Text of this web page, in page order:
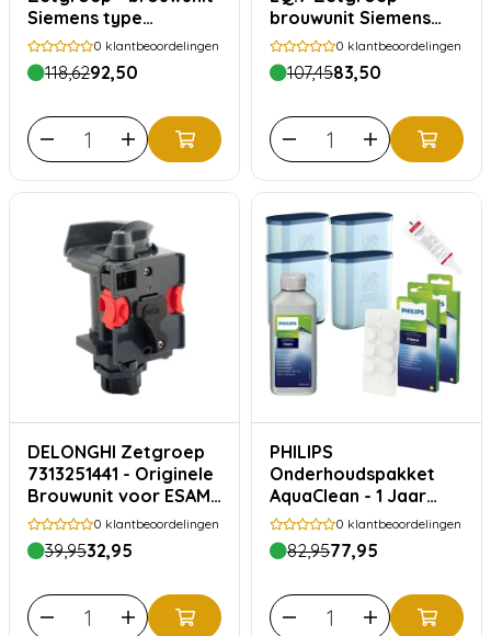
Siemens type
11043543
0 klantbeoordelingen
118,6292,50
brouwunit Siemens
type 11014117
0 klantbeoordelingen
107,4583,50
DELONGHI Zetgroep
7313251441 - Originele
Brouwunit voor ESAM
& EAM
0 klantbeoordelingen
39,9532,95
PHILIPS
Onderhoudspakket
AquaClean - 1 Jaar
volledig
Koffiemachine
Onderhoud
0 klantbeoordelingen
82,9577,95